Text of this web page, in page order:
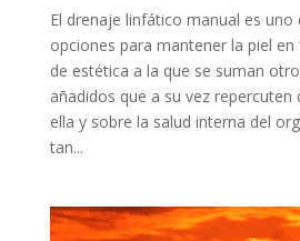
El drenaje linfático manual es uno
opciones para mantener la piel
de estética a la que se suman
añadidos que a su vez
ella y sobre la salud interna del
tan...